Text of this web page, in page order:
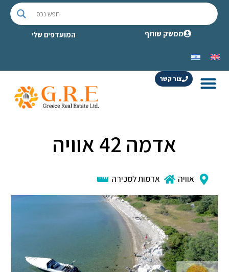
ממשק שותף המועדפים שלי
צור קשר
אדמה 42 אוויה
אוויה אדמות למכירה